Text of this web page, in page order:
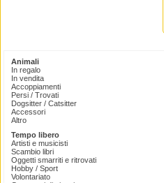
Animali
In regalo
In vendita
Accoppiamenti
Persi / Trovati
Dogsitter / Catsitter
Accessori
Altro
Tempo libero
Artisti e musicisti
Scambio libri
Oggetti smarriti e ritrovati
Hobby / Sport
Volontariato